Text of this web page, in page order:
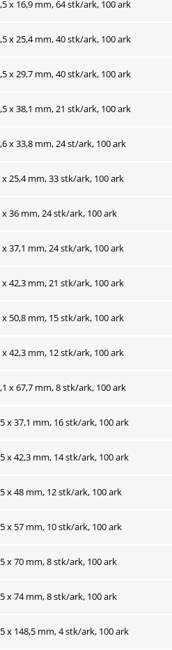
x 16,9 mm, 64 stk/ark, 100 ark
x 25,4 mm, 40 stk/ark, 100 ark
x 29,7 mm, 40 stk/ark, 100 ark
x 38,1 mm, 21 stk/ark, 100 ark
x 33,8 mm, 24 st/ark, 100 ark
x 25,4 mm, 33 stk/ark, 100 ark
x 36 mm, 24 stk/ark, 100 ark
x 37,1 mm, 24 stk/ark, 100 ark
x 42,3 mm, 21 stk/ark, 100 ark
x 50,8 mm, 15 stk/ark, 100 ark
x 42,3 mm, 12 stk/ark, 100 ark
x 67,7 mm, 8 stk/ark, 100 ark
x 37,1 mm, 16 stk/ark, 100 ark
x 42,3 mm, 14 stk/ark, 100 ark
x 48 mm, 12 stk/ark, 100 ark
x 57 mm, 10 stk/ark, 100 ark
x 70 mm, 8 stk/ark, 100 ark
x 74 mm, 8 stk/ark, 100 ark
x 148,5 mm, 4 stk/ark, 100 ark